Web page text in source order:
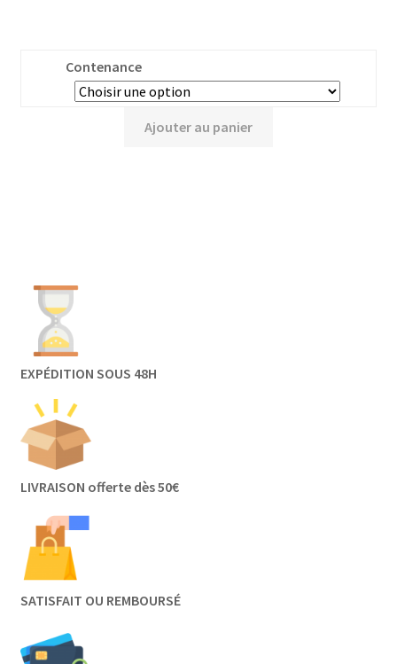
Contenance
Ajouter au panier
EXPÉDITION SOUS 48H
LIVRAISON offerte dès 50€
SATISFAIT OU REMBOURSÉ